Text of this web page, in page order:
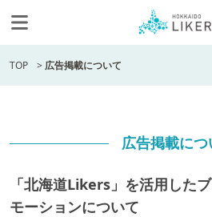
TOP > 広告掲載について
広告掲載につ
「北海道Likers」を活用した
モーションについて